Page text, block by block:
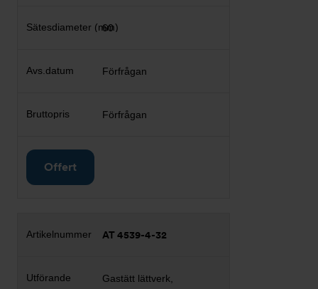
60
Förfrågan
Förfrågan
Offert
AT 4539-4-32
Gastätt lättverk,